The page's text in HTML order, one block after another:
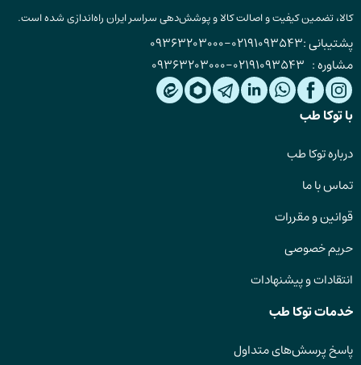
کالا، تضمین کیفیت و اصالت کالا و پوشش‌دهی سراسر ایران راه‌اندازی شده است.
پشتیبانی :02191093543
-
09363203000
مشاوره : 02191093543
-
09363203000
با توکا طب
درباره توکا طب
تماس با ما
قوانین و مقررات
حریم خصوصی
انتقادات و پیشنهادات
خدمات توکا طب
پاسخ پرسش‌های متداول